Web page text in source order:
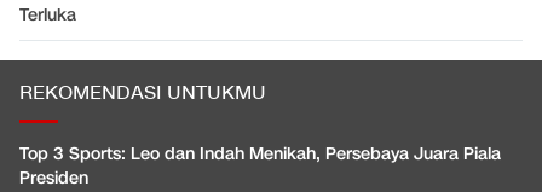
Terluka
REKOMENDASI UNTUKMU
Top 3 Sports: Leo dan Indah Menikah, Persebaya Juara Piala
Presiden